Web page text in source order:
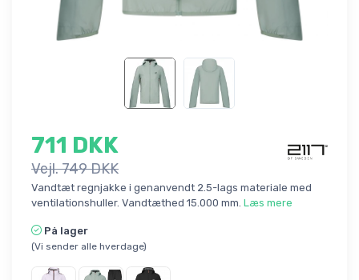
711 DKK
Vejl. 749 DKK
Vandtæt regnjakke i genanvendt 2.5-lags materiale med
ventilationshuller. Vandtæthed 15.000 mm. Læs mere
På lager
(Vi sender alle hverdage)